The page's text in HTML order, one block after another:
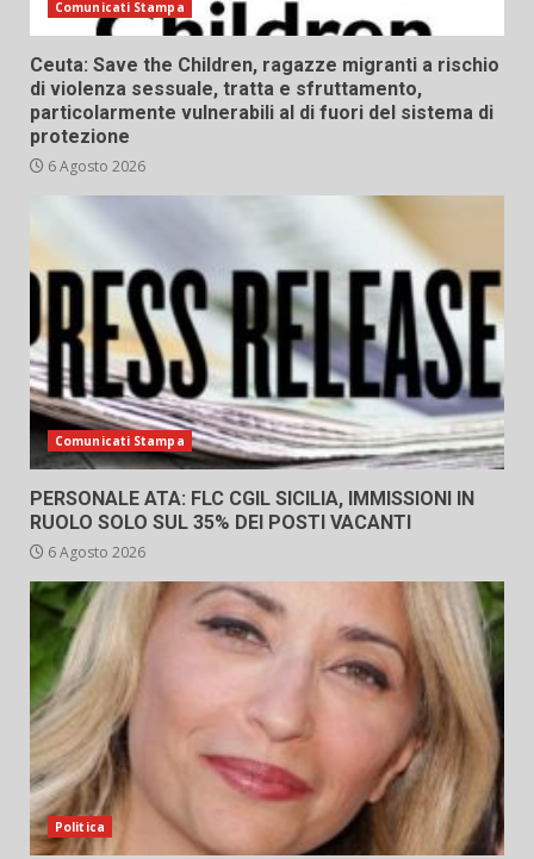
Comunicati Stampa
Ceuta: Save the Children, ragazze migranti a rischio
di violenza sessuale, tratta e sfruttamento,
particolarmente vulnerabili al di fuori del sistema di
protezione
6 Agosto 2026
Comunicati Stampa
PERSONALE ATA: FLC CGIL SICILIA, IMMISSIONI IN
RUOLO SOLO SUL 35% DEI POSTI VACANTI
6 Agosto 2026
Politica